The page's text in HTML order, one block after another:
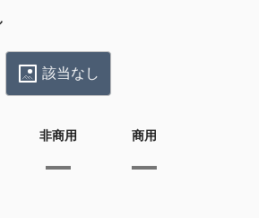
該当なし
非商用 商用